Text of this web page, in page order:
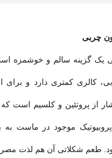
چربی
یک گزینه سالم و خوشمزه
کالری کمتری دارد و برای
از پروتئین و کلسیم است که
موجود در ماست
طعم شکلاتی آن هم لذت